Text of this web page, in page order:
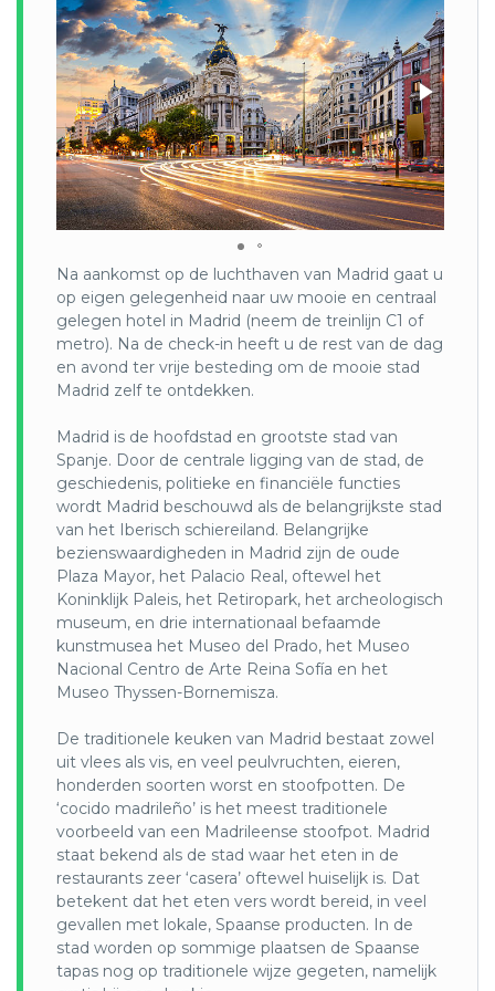
De Spaanse keuken is net zo divers als de Spaanse culturen
en klimaten. Typische Spaanse producten zijn de vele
wijnen en cava’s, talloze worsten waaronder chorizo, jamón
serrano of jamón ibérico, talloze kazen, peulvruchten,
mediterrane groenten en veel verschillende zoetigheden.
De bekendste gerechten zijn de Spaanse tortilla, churros,
paella, gazpacho, stoofpotten (cocidos) en calamares a la
romana (gefrituurde inktvis). Eveneens bekend zijn de
tapas, die zowel ’s middags als ’s avonds kunnen worden
gegeten. Typisch Spaanse drankjes, die met name in de
zomer worden gedronken, zijn sangria, horchata en clara
afkomstig van de Andalusische stad Jerez de la Frontera.
Er staan 45 Spaanse bezienswaardigheden op de
Werelderfgoedlijst van UNESCO. De bekendste hiervan zijn
onder andere het Alhambra in Granada, het historische
centrum en de kathedraal van Córdoba, de palmentuin van
anderen Park Güell, Casa Batlló, Sagrada Família, Casa Milà
en Palau Güell in Barcelona, de musea en architectuur van
Madrid, et historische centrum van Toledo en de kathedraal
en het Alcázar van Sevilla.
Sierra Nevada:
Dit is een gebergte in de regio Andalusië in het zuiden van
Spanje en behoort tot een verzameling bergketens die de
Betische cordillera worden genoemd. Sierra Nevada is
Spaans voor besneeuwde bergketen en omvat zestien
bergtoppen die hoger zijn dan 3000 meter. Verder maakt
het Nationaal park Sierra Nevada deel uit van het gebergte.
steenbok (Capra pyrenaica) en het wild zwijn (Sus scrofa).
De nieuwe Agenda 2030 van de Verenigde Naties is een
actieplan gericht op mensen, planeet, welvaart, vrede en
partnerschappen (5P’s). Het uiteindelijke doel is
armoedebestrijding en duurzame ontwikkeling. Alle staten
en andere geïnteresseerde belanghebbenden nemen hun
verantwoordelijkheden op met betrekking tot de
verwezenlijking ervan. Spanje speelde een actieve rol bij het
opstellen van het document dat op de top werd
aangenomen. Over het punt “Planeet” benadrukt Spanje
ondermeer de overtuiging dat de planeet moet worden
Na aankomst op de luchthaven van Madrid gaat u
op eigen gelegenheid naar uw mooie en centraal
gelegen hotel in Madrid (neem de treinlijn C1 of
metro). Na de check-in heeft u de rest van de dag
en avond ter vrije besteding om de mooie stad
Madrid zelf te ontdekken.
Madrid is de hoofdstad en grootste stad van
Spanje. Door de centrale ligging van de stad, de
geschiedenis, politieke en financiële functies
wordt Madrid beschouwd als de belangrijkste stad
van het Iberisch schiereiland. Belangrijke
bezienswaardigheden in Madrid zijn de oude
Plaza Mayor, het Palacio Real, oftewel het
Koninklijk Paleis, het Retiropark, het archeologisch
museum, en drie internationaal befaamde
kunstmusea het Museo del Prado, het Museo
Nacional Centro de Arte Reina Sofía en het
Museo Thyssen-Bornemisza.
De traditionele keuken van Madrid bestaat zowel
uit vlees als vis, en veel peulvruchten, eieren,
honderden soorten worst en stoofpotten. De
‘cocido madrileño’ is het meest traditionele
voorbeeld van een Madrileense stoofpot. Madrid
staat bekend als de stad waar het eten in de
restaurants zeer ‘casera’ oftewel huiselijk is. Dat
betekent dat het eten vers wordt bereid, in veel
gevallen met lokale, Spaanse producten. In de
stad worden op sommige plaatsen de Spaanse
tapas nog op traditionele wijze gegeten, namelijk